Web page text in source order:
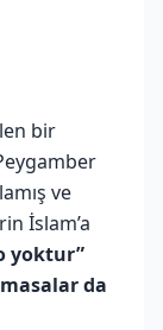
bir
ve
İslam’a
yoktur”
da